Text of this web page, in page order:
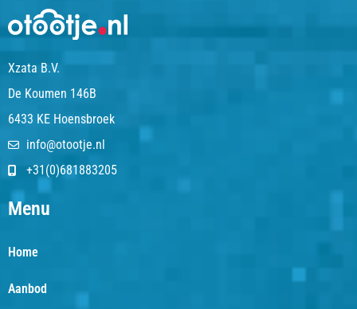
Xzata B.V.
De Koumen 146B
6433 KE Hoensbroek
info@otootje.nl
+31(0)681883205
Menu
Home
Aanbod